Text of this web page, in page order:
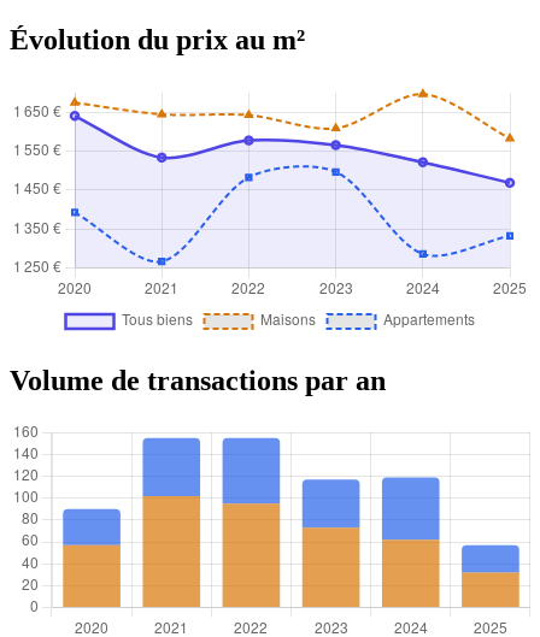
Évolution du prix au m²
Volume de transactions par an